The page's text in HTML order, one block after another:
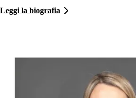
Leggi la biografia